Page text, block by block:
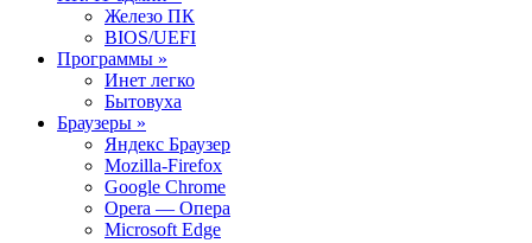
Железо ПК
BIOS/UEFI
Программы »
Инет легко
Бытовуха
Браузеры »
Яндекс Браузер
Mozilla-Firefox
Google Chrome
Opera — Опера
Microsoft Edge